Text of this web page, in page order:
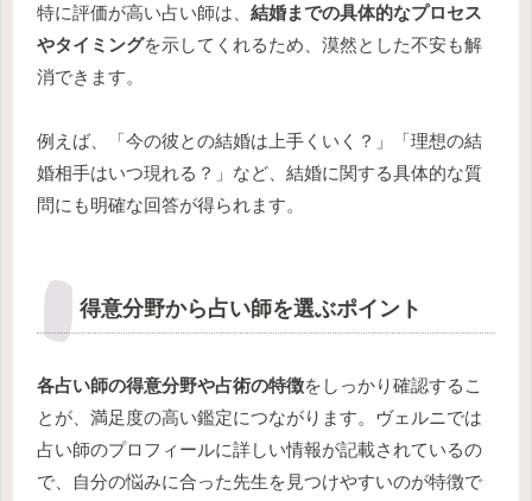
特に評価が高い占い師は、 結婚までの具体的なプロセス
やタイミングを示してくれるため、漠然とした不安も解
消できます。
例えば、「今の彼との結婚は上手くいく？」「理想の結
婚相手はいつ現れる？」など、結婚に関する具体的な質
問にも明確な回答が得られます。
得意分野から占い師を選ぶポイント
各占い師の得意分野や占術の特徴をしっかり確認するこ
とが、満足度の高い鑑定につながります。ヴェルニでは
占い師のプロフィールに詳しい情報が記載されているの
で、自分の悩みに合った先生を見つけやすいのが特徴で